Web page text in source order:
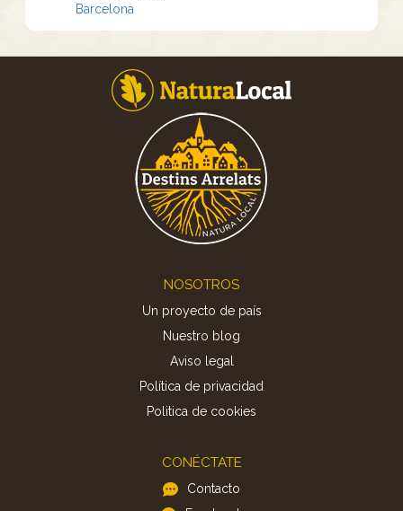
Barcelona
NOSOTROS
Un proyecto de país
Nuestro blog
Aviso legal
Política de privacidad
Politica de cookies
CONÉCTATE
Contacto